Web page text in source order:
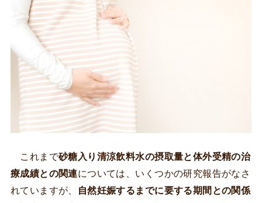
これまで砂糖入り清涼飲料水の摂取量と体外受精の治
療成績との関連については、いくつかの研究報告がなさ
れていますが、
自然妊娠するまでに要する期間との関係